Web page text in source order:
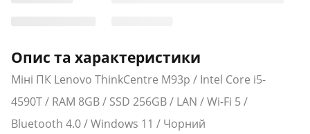
Опис та характеристики
Міні ПК Lenovo ThinkCentre M93p / Intel Core i5-
4590T / RAM 8GB / SSD 256GB / LAN / Wi-Fi 5 /
Bluetooth 4.0 / Windows 11 / Чорний